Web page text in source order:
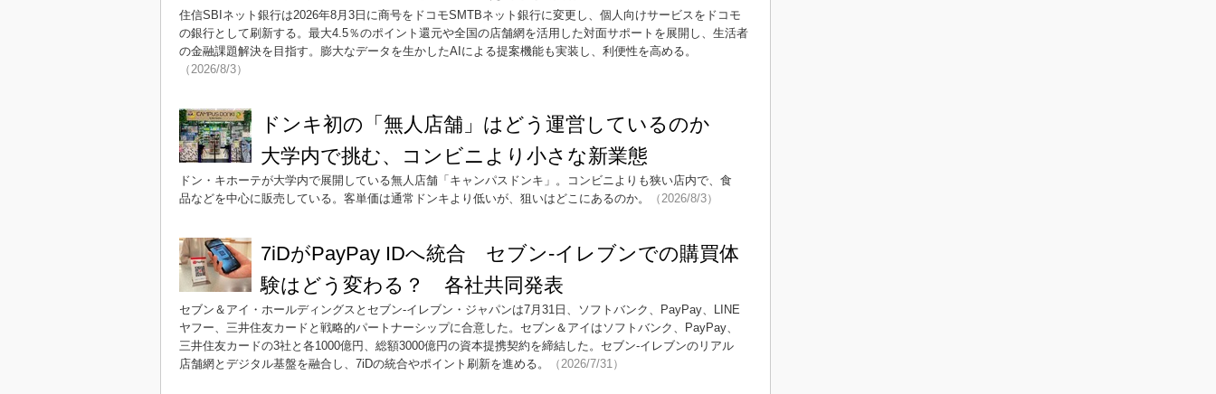
住信SBIネット銀行は2026年8月3日に商号をドコモSMTBネット銀行に変更し、個人向けサービスをドコモ
の銀行として刷新する。最大4.5％のポイント還元や全国の店舗網を活用した対面サポートを展開し、生活者
の金融課題解決を目指す。膨大なデータを生かしたAIによる提案機能も実装し、利便性を高める。
（2026/8/3）
ドンキ初の「無人店舗」はどう運営しているのか
大学内で挑む、コンビニより小さな新業態
ドン・キホーテが大学内で展開している無人店舗「キャンパスドンキ」。コンビニよりも狭い店内で、食
品などを中心に販売している。客単価は通常ドンキより低いが、狙いはどこにあるのか。
（2026/8/3）
7iDがPayPay IDへ統合 セブン-イレブンでの購買体
験はどう変わる？ 各社共同発表
セブン＆アイ・ホールディングスとセブン-イレブン・ジャパンは7月31日、ソフトバンク、PayPay、LINE
ヤフー、三井住友カードと戦略的パートナーシップに合意した。セブン＆アイはソフトバンク、PayPay、
三井住友カードの3社と各1000億円、総額3000億円の資本提携契約を締結した。セブン-イレブンのリアル
店舗網とデジタル基盤を融合し、7iDの統合やポイント刷新を進める。
（2026/7/31）